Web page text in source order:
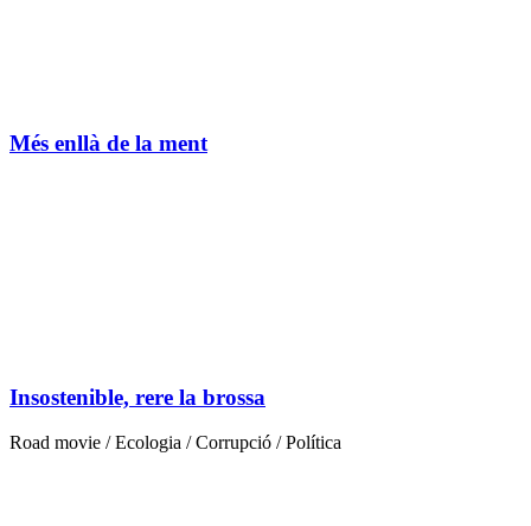
Més enllà de la ment
Insostenible, rere la brossa
Road movie / Ecologia / Corrupció / Política